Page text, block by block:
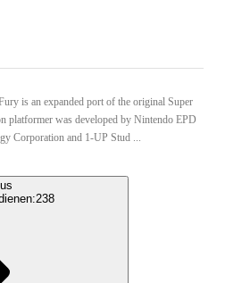
is an expanded port of the original Super
platformer was developed by Nintendo EPD
Corporation and 1-UP Stud ...
238